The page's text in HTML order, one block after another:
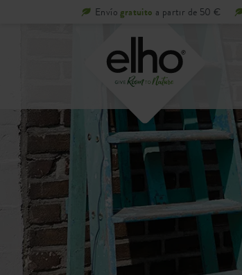
Envíogratuito a partir de 50 €